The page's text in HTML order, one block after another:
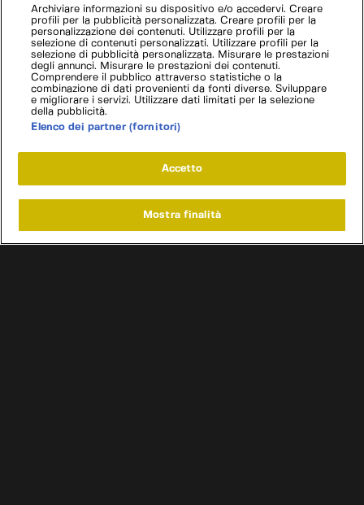
Archiviare informazioni su dispositivo e/o accedervi. Creare
profili per la pubblicità personalizzata. Creare profili per la
personalizzazione dei contenuti. Utilizzare profili per la
selezione di contenuti personalizzati. Utilizzare profili per la
selezione di pubblicità personalizzata. Misurare le prestazioni
degli annunci. Misurare le prestazioni dei contenuti.
Comprendere il pubblico attraverso statistiche o la
combinazione di dati provenienti da fonti diverse. Sviluppare
e migliorare i servizi. Utilizzare dati limitati per la selezione
della pubblicità.
Elenco dei partner (fornitori)
Accetto
Mostra finalità